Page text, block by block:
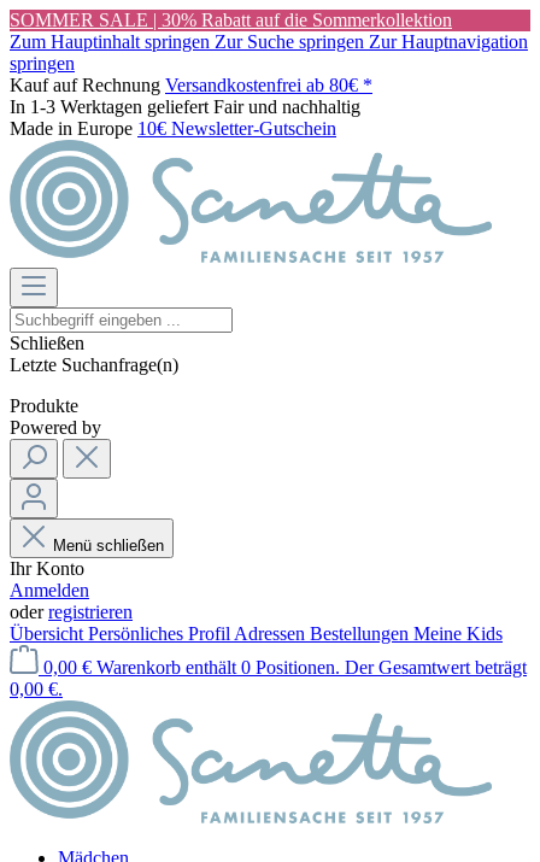
SOMMER SALE | 30% Rabatt auf die Sommerkollektion
Zum Hauptinhalt springen Zur Suche springen Zur Hauptnavigation
springen
Kauf auf Rechnung Versandkostenfrei ab 80€ *
In 1-3 Werktagen geliefert Fair und nachhaltig
Made in Europe 10€ Newsletter-Gutschein
Schließen
Letzte Suchanfrage(n)
Produkte
Powered by
Menü schließen
Ihr Konto
Anmelden
oderregistrieren
Übersicht Persönliches Profil Adressen Bestellungen Meine Kids
0,00 € Warenkorb enthält 0 Positionen. Der Gesamtwert beträgt
0,00 €.
Mädchen